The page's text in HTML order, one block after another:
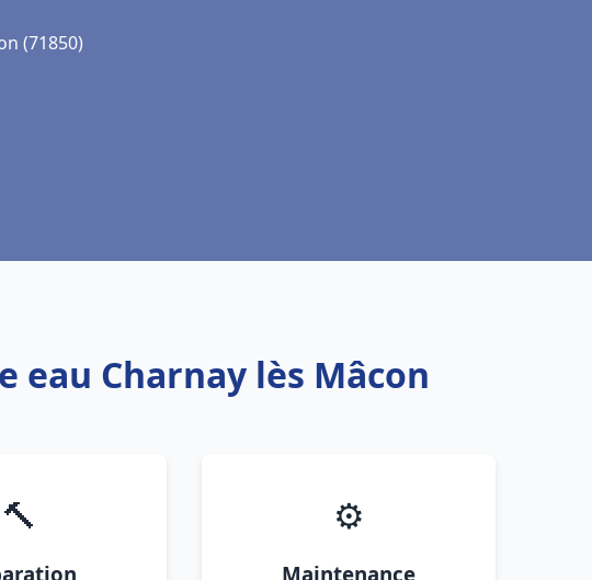
(71850)
Charnay lès Mâcon
🔨 ⚙️
Maintenance